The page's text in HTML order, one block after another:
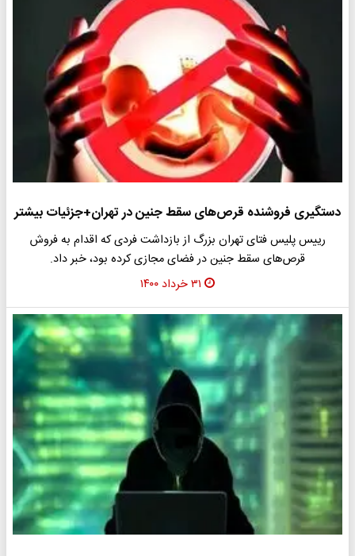
دستگیری فروشنده قرص‌های سقط جنین در تهران+جزئیات بیشتر
رییس پلیس فتای تهران بزرگ از بازداشت فردی که اقدام به فروش
قرص‌های سقط جنین در فضای مجازی کرده بود، خبر داد.
۳۱ خرداد ۱۴۰۰